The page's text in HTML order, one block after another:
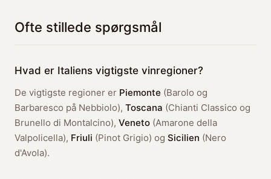
Ofte stillede spørgsmål
Hvad er Italiens vigtigste vinregioner?
De vigtigste regioner er Piemonte (Barolo og
Barbaresco på Nebbiolo), Toscana (Chianti Classico og
Brunello di Montalcino), Veneto (Amarone della
Valpolicella), Friuli (Pinot Grigio) og Sicilien (Nero
d'Avola).